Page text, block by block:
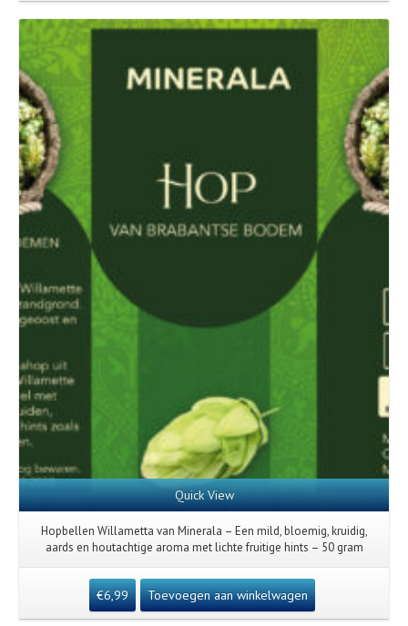
Quick View
Hopbellen Willametta van Minerala – Een mild, bloemig, kruidig,
aards en houtachtige aroma met lichte fruitige hints – 50 gram
€6,99 Toevoegen aan winkelwagen